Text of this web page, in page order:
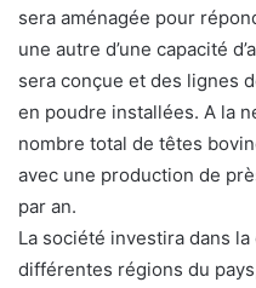
sera aménagée pour
une autre d’une capacité
sera conçue et des lignes
en poudre installées. A la
nombre total de têtes
avec une production de
par an.
La société investira dans
différentes régions du